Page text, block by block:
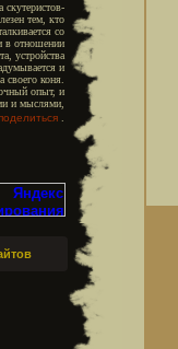
тем, кто
со
в отношении
устройства
и
своего коня.
опыт, и
и мыслями,
.